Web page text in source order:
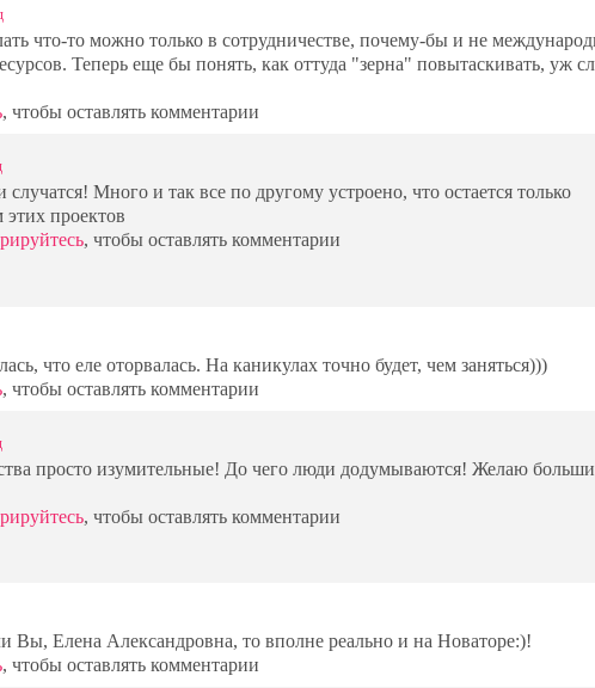
что-то можно только в сотрудничестве, почему-бы и не
Теперь еще бы понять, как оттуда "зерна" повытаскивать, уж
, чтобы оставлять комментарии
случатся! Много и так все по другому устроено, что остается только
этих проектов
, чтобы оставлять комментарии
что еле оторвалась. На каникулах точно будет, чем заняться)))
, чтобы оставлять комментарии
просто изумительные! До чего люди додумываются! Желаю
, чтобы оставлять комментарии
Вы, Елена Александровна, то вполне реально и на Новаторе:)!
, чтобы оставлять комментарии